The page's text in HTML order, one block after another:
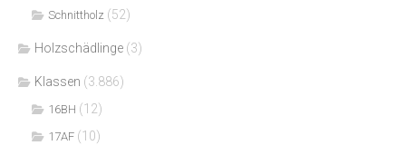
Schnittholz (52)
Holzschädlinge (3)
Klassen (3.886)
16BH (12)
17AF (10)